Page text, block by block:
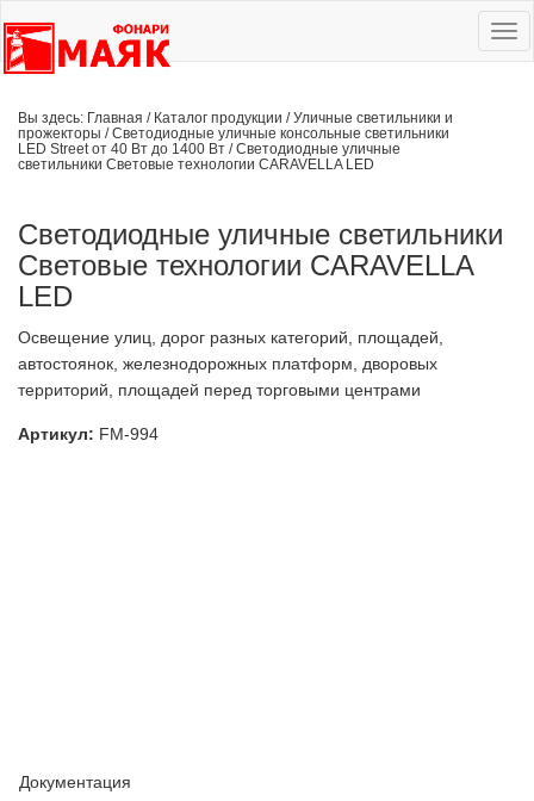
Вы здесь: Главная / Каталог продукции /Уличные светильники и
прожекторы /Светодиодные уличные консольные светильники
LED Street от 40 Вт до 1400 Вт /Светодиодные уличные
светильники Световые технологии CARAVELLA LED
Светодиодные уличные светильники
Световые технологии CARAVELLA
LED
Освещение улиц, дорог разных категорий, площадей,
автостоянок, железнодорожных платформ, дворовых
территорий, площадей перед торговыми центрами
Артикул: FM-994
Документация